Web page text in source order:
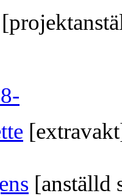
[anställd